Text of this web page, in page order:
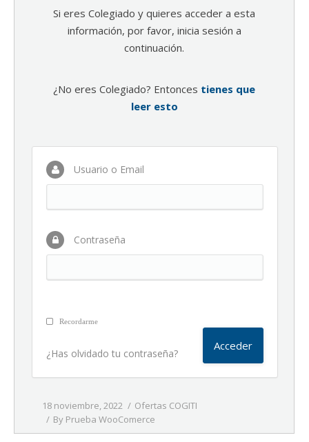
Si eres Colegiado y quieres acceder a esta
información, por favor, inicia sesión a
continuación.
¿No eres Colegiado? Entonces tienes que
leer esto
Usuario o Email
Contraseña
Recordarme
¿Has olvidado tu contraseña?
18 noviembre, 2022
Ofertas COGITI
By Prueba WooComerce